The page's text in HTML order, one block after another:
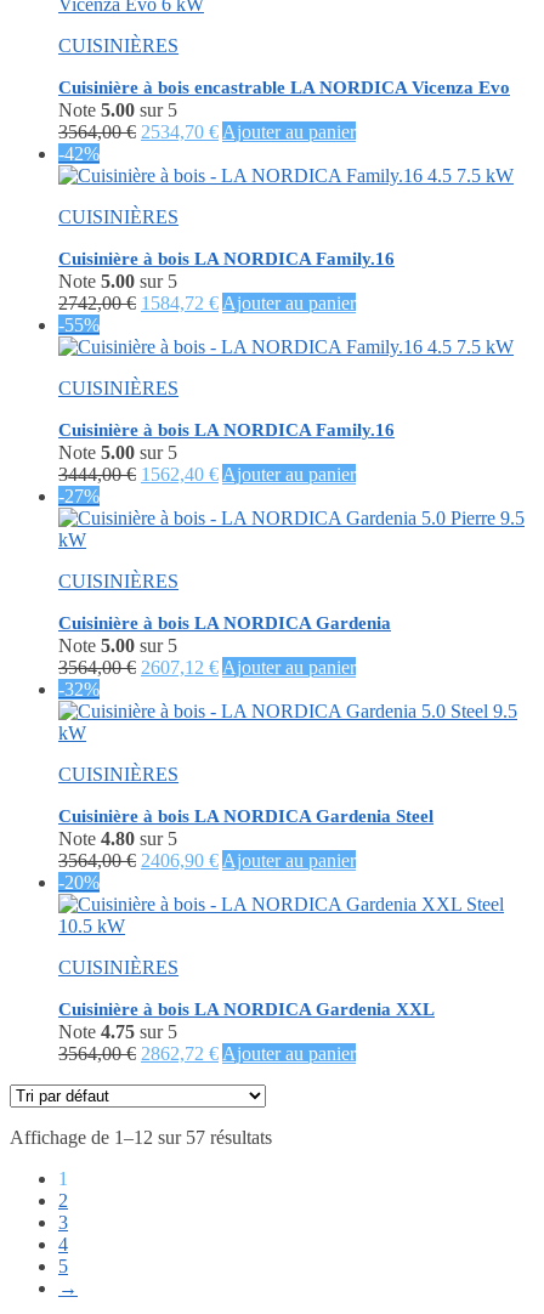
CUISINIÈRES
Cuisinière à bois encastrable LA NORDICA Vicenza Evo
Note 5.00 sur 5
3564,00€ Le
initial
3564,00 €.
2534,70 €Le
actuel
Ajouter au panier
-42%
CUISINIÈRES
Cuisinière à bois LA NORDICA Family.16
Note 5.00 sur 5
2742,00€ Le
initial
2742,00 €.
1584,72 €Le
actuel
Ajouter au panier
-55%
CUISINIÈRES
Cuisinière à bois LA NORDICA Family.16
Note 5.00 sur 5
3444,00€ Le
initial
1562,40 €Le
actuel
Ajouter au panier
-27%
CUISINIÈRES
Cuisinière à bois LA NORDICA Gardenia
Note 5.00 sur 5
3564,00€ Le
initial
2607,12 €Le
actuel
Ajouter au panier
-32%
CUISINIÈRES
Cuisinière à bois LA NORDICA Gardenia Steel
Note 4.80 sur 5
3564,00€ Le
initial
2406,90 €Le
actuel
Ajouter au panier
-20%
CUISINIÈRES
Cuisinière à bois LA NORDICA Gardenia XXL
Note 4.75 sur 5
3564,00€ Le
3564,00 €.
2862,72 €Le
actuel
2862,72 €.
Ajouter au panier
Affichage de 1–12 sur 57 résultats
1
2
3
4
5
→